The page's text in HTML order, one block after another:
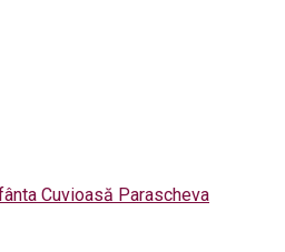
Cuvioasă Parascheva